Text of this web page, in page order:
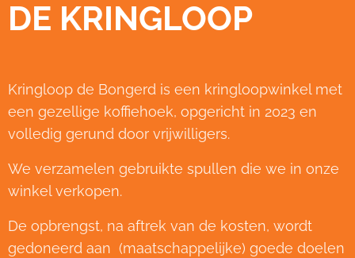
DE KRINGLOOP
Kringloop de Bongerd is een kringloopwinkel met
een gezellige koffiehoek, opgericht in 2023 en
volledig gerund door vrijwilligers.
We verzamelen gebruikte spullen die we in onze
winkel verkopen.
De opbrengst, na aftrek van de kosten, wordt
gedoneerd aan (maatschappelijke) goede doelen